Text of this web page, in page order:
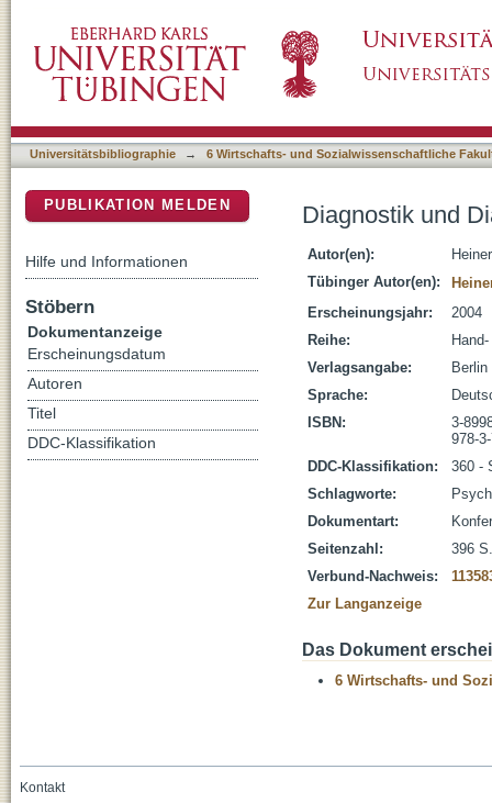
Universitätsbibliographie → 6 Wirtschafts- und Sozialwissenschaftliche
Diagnostik und
Autor(en):
Tübinger Autor(en):
Erscheinungsjahr:
2004
Reihe:
Verlagsangabe:
Sprache:
ISBN:
3-
978-
DDC-Klassifikation:
360 -
Schlagworte:
Dokumentart:
Seitenzahl:
396
Verbund-Nachweis:
Zur Langanzeige
Das Dokument
6 Wirtschafts- und
PUBLIKATION MELDEN
Hilfe und Informationen
Stöbern
Dokumentanzeige
Erscheinungsdatum
Autoren
Titel
DDC-Klassifikation
Kontakt